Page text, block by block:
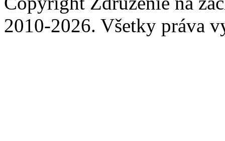
2010-2026. Všetky práva